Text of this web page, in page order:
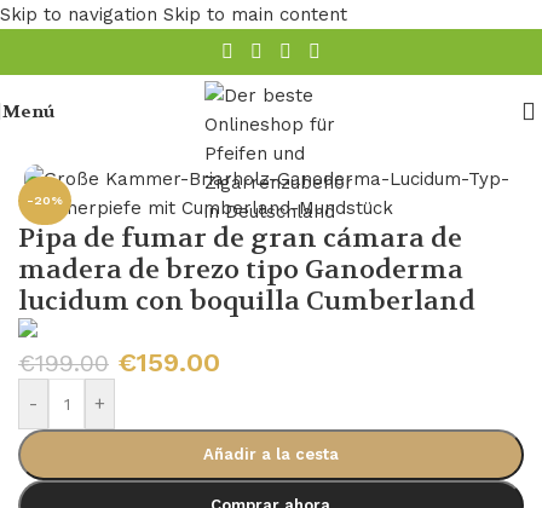
Skip to navigation Skip to main content
Menú
-20%
Pipa de fumar de gran cámara de
madera de brezo tipo Ganoderma
lucidum con boquilla Cumberland
€199.00 €159.00
- +
Añadir a la cesta